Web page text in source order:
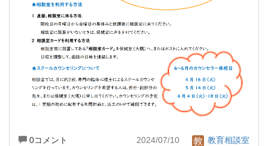
0コメント 2024/07/10 教育相談室